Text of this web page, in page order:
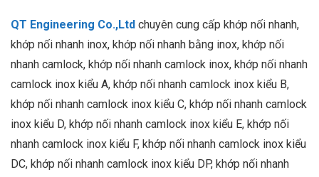
QT Engineering Co.,Ltd chuyên cung cấp khớp nối nhanh,
khớp nối nhanh inox, khớp nối nhanh bằng inox, khớp nối
nhanh camlock, khớp nối nhanh camlock inox, khớp nối nhanh
camlock inox kiểu A, khớp nối nhanh camlock inox kiểu B,
khớp nối nhanh camlock inox kiểu C, khớp nối nhanh camlock
inox kiểu D, khớp nối nhanh camlock inox kiểu E, khớp nối
nhanh camlock inox kiểu F, khớp nối nhanh camlock inox kiểu
DC, khớp nối nhanh camlock inox kiểu DP, khớp nối nhanh